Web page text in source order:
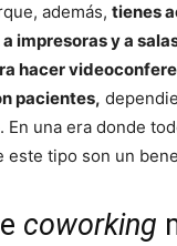
además, tienes
impresoras y a
hacer
pacientes,
En una era donde
este tipo son un
coworking